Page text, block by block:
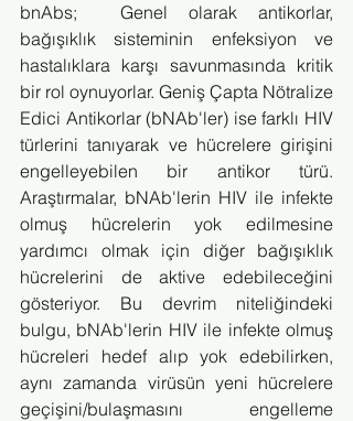
bnAbs;  Genel olarak antikorlar,
bağışıklık sisteminin enfeksiyon ve
hastalıklara karşı savunmasında kritik
bir rol oynuyorlar. Geniş Çapta Nötralize
Edici Antikorlar (bNAb'ler) ise farklı HIV
türlerini tanıyarak ve hücrelere girişini
engelleyebilen bir antikor türü.
Araştırmalar, bNAb'lerin HIV ile infekte
olmuş hücrelerin yok edilmesine
yardımcı olmak için diğer bağışıklık
hücrelerini de aktive edebileceğini
gösteriyor. Bu devrim niteliğindeki
bulgu, bNAb'lerin HIV ile infekte olmuş
hücreleri hedef alıp yok edebilirken,
aynı zamanda virüsün yeni hücrelere
geçişini/bulaşmasını engelleme